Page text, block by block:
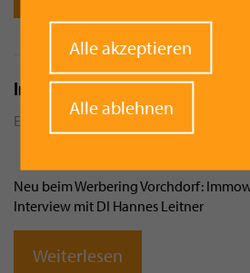
Immobilienbewertung:
Erstellt von
Neu beim Werbering Vorchdorf:
Interview mit DI Hannes Leitner
Weiterlesen
Alle akzeptieren
Alle ablehnen